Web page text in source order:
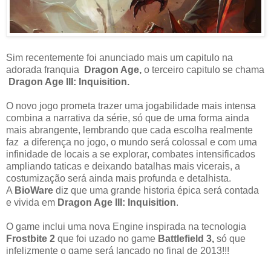
Sim recentemente foi anunciado mais um capitulo na
adorada franquia
Dragon Age, o terceiro capitulo se chama
Dragon Age III: Inquisition.
O novo jogo prometa trazer uma jogabilidade mais intensa
combina a narrativa da série, só que de uma forma ainda
mais abrangente, lembrando que cada escolha realmente
faz a diferença no jogo, o mundo será colossal e com uma
infinidade de locais a se explorar, combates intensificados
ampliando taticas e deixando batalhas mais vicerais, a
costumização será ainda mais profunda e detalhista.
A BioWare diz que uma grande historia épica será contada
e vivida em Dragon Age III: Inquisition.
O game inclui uma nova Engine inspirada na tecnologia
Frostbite 2 que foi uzado no game Battlefield 3, só que
infelizmente o game será lançado no final de 2013!!!